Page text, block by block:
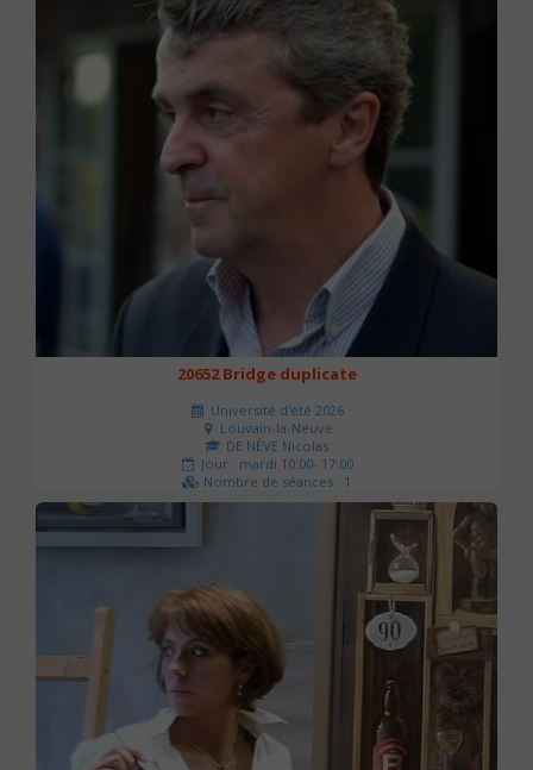
20652 Bridge duplicate
Université d'été 2026
Louvain-la-Neuve
DE NÈVE Nicolas
Jour : mardi 10:00- 17:00
Nombre de séances : 1
50 €